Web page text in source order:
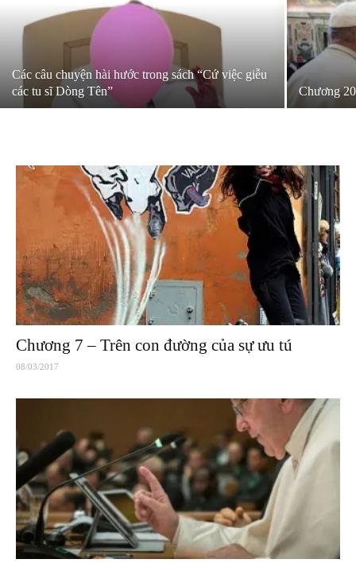
Các câu chuyện hài hước trong sách “Cứ việc giễu
các tu sĩ Dòng Tên”
Chương
Chương 7 – Trên con đường của sự ưu tú
08/03/2017